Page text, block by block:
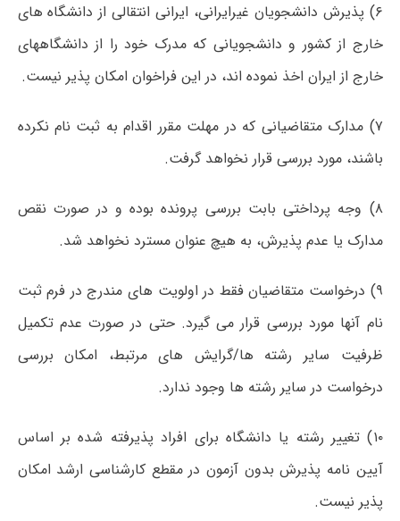
۶) پذیرش دانشجویان غیرایرانی، ایرانی انتقالی از دانشگاه های
خارج از کشور و دانشجویانی که مدرک خود را از دانشگاههای
خارج از ایران اخذ نموده اند، در این فراخوان امکان پذیر نیست.
۷) مدارک متقاضیانی که در مهلت مقرر اقدام به ثبت نام نکرده
باشند، مورد بررسی قرار نخواهد گرفت.
۸) وجه پرداختی بابت بررسی پرونده بوده و در صورت نقص
مدارک یا عدم پذیرش، به هیچ عنوان مسترد نخواهد شد.
۹) درخواست متقاضیان فقط در اولویت های مندرج در فرم ثبت
نام آنها مورد بررسی قرار می گیرد. حتی در صورت عدم تکمیل
ظرفیت سایر رشته ها/گرایش های مرتبط، امکان بررسی
درخواست در سایر رشته ها وجود ندارد.
۱۰) تغییر رشته یا دانشگاه برای افراد پذیرفته شده بر اساس
آیین نامه پذیرش بدون آزمون در مقطع کارشناسی ارشد امکان
پذیر نیست.